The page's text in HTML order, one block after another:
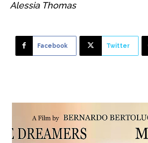
Alessia Thomas
Facebook Twitter